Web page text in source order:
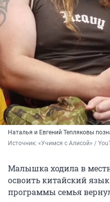
Наталья и Евгений Тепляковы
Источник: «Учимся с Алисой» /
Малышка ходила в
освоить китайский
программы семья